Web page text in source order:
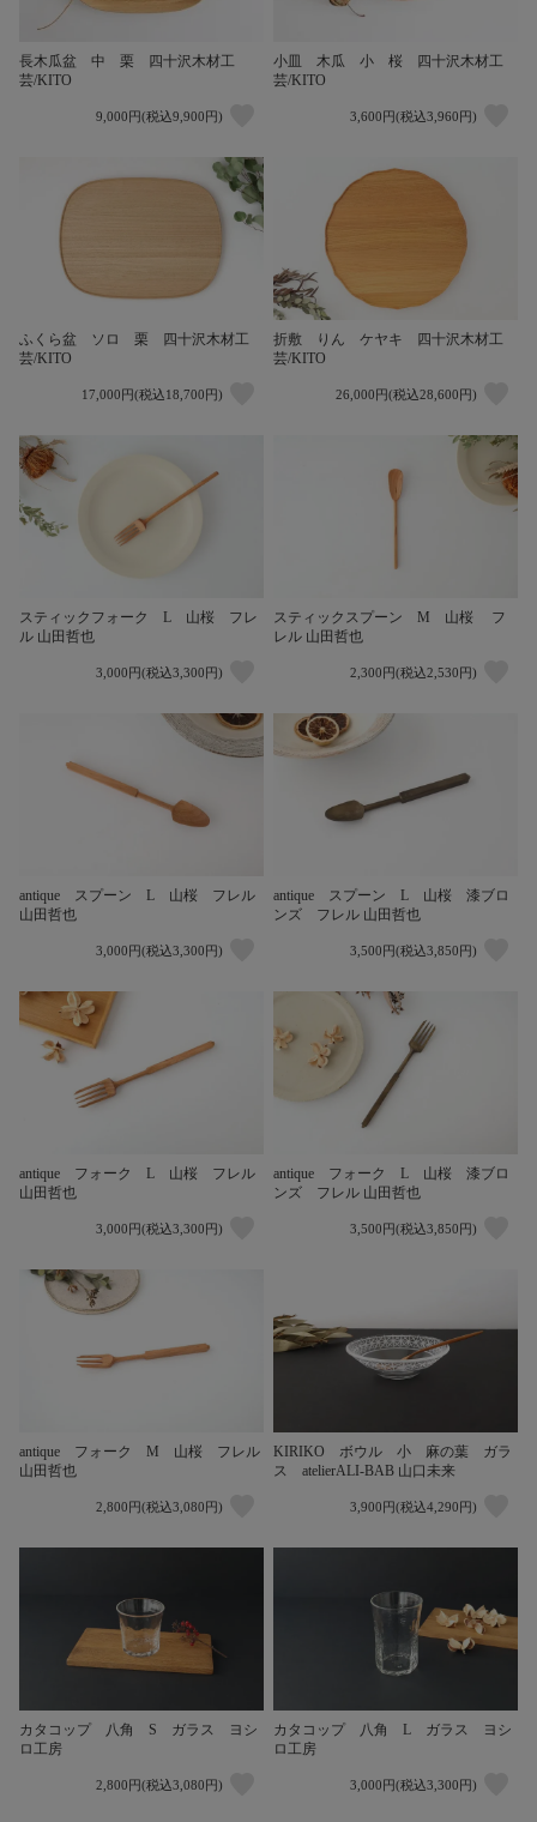
長木瓜盆 中 栗 四十沢木材工
芸/KITO
9,000円(税込9,900円)
小皿 木瓜 小 桜 四十沢木材工
芸/KITO
3,600円(税込3,960円)
ふくら盆 ソロ 栗 四十沢木材工
芸/KITO
17,000円(税込18,700円)
折敷 りん ケヤキ 四十沢木材工
芸/KITO
26,000円(税込28,600円)
スティックフォーク L 山桜 フレ
ル 山田哲也
3,000円(税込3,300円)
スティックスプーン M 山桜 フ
レル 山田哲也
2,300円(税込2,530円)
antique スプーン L 山桜 フレル
山田哲也
3,000円(税込3,300円)
antique スプーン L 山桜 漆ブロ
ンズ フレル 山田哲也
3,500円(税込3,850円)
antique フォーク L 山桜 フレル
山田哲也
3,000円(税込3,300円)
antique フォーク L 山桜 漆ブロ
ンズ フレル 山田哲也
3,500円(税込3,850円)
antique フォーク M 山桜 フレル
山田哲也
2,800円(税込3,080円)
KIRIKO ボウル 小 麻の葉 ガラ
ス atelierALI-BAB 山口未来
3,900円(税込4,290円)
カタコップ 八角 S ガラス ヨシ
ロ工房
2,800円(税込3,080円)
カタコップ 八角 L ガラス ヨシ
ロ工房
3,000円(税込3,300円)